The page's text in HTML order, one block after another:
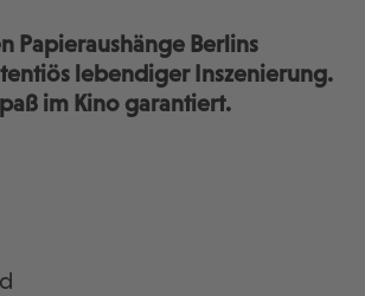
Papieraushänge Berlins
lebendiger Inszenierung.
im Kino garantiert.